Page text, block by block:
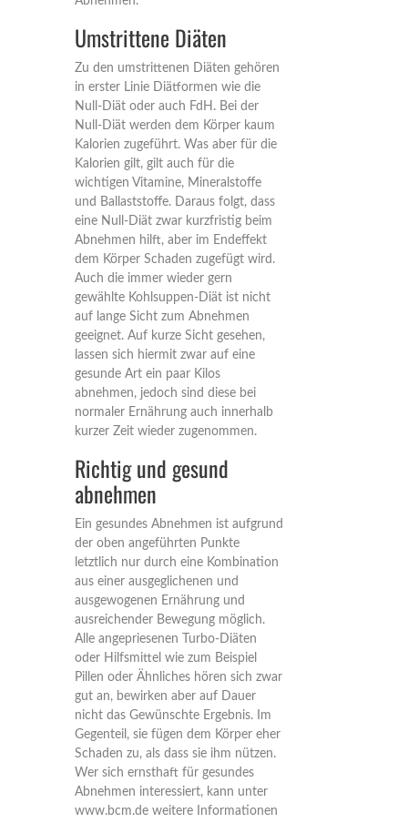
Umstrittene Diäten
Zu den umstrittenen Diäten gehören
in erster Linie Diätformen wie die
Null-Diät oder auch FdH. Bei der
Null-Diät werden dem Körper kaum
Kalorien zugeführt. Was aber für die
Kalorien gilt, gilt auch für die
wichtigen Vitamine, Mineralstoffe
und Ballaststoffe. Daraus folgt, dass
eine Null-Diät zwar kurzfristig beim
Abnehmen hilft, aber im Endeffekt
dem Körper Schaden zugefügt wird.
Auch die immer wieder gern
gewählte Kohlsuppen-Diät ist nicht
auf lange Sicht zum Abnehmen
geeignet. Auf kurze Sicht gesehen,
lassen sich hiermit zwar auf eine
gesunde Art ein paar Kilos
abnehmen, jedoch sind diese bei
normaler Ernährung auch innerhalb
kurzer Zeit wieder zugenommen.
Richtig und gesund
abnehmen
Ein gesundes Abnehmen ist aufgrund
der oben angeführten Punkte
letztlich nur durch eine Kombination
aus einer ausgeglichenen und
ausgewogenen Ernährung und
ausreichender Bewegung möglich.
Alle angepriesenen Turbo-Diäten
oder Hilfsmittel wie zum Beispiel
Pillen oder Ähnliches hören sich zwar
gut an, bewirken aber auf Dauer
nicht das Gewünschte Ergebnis. Im
Gegenteil, sie fügen dem Körper eher
Schaden zu, als dass sie ihm nützen.
Wer sich ernsthaft für gesundes
Abnehmen interessiert, kann unter
www.bcm.de weitere Informationen